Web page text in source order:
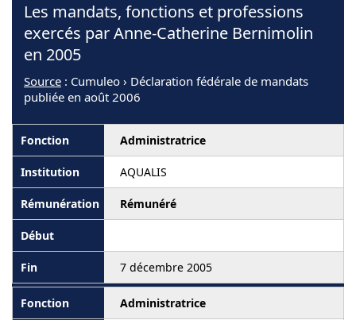
Les mandats, fonctions et professions
exercés par Anne-Catherine Bernimolin
en 2005
Source : Cumuleo › Déclaration fédérale de mandats
publiée en août 2006
Administratrice
AQUALIS
Rémunéré
7 décembre 2005
Administratrice